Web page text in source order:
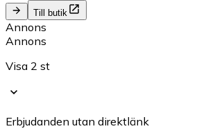
Till butik
Annons
Annons
Visa 2 st
Erbjudanden utan direktlänk